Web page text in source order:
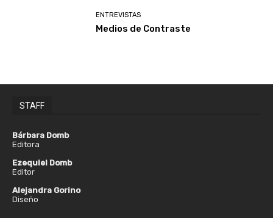
ENTREVISTAS
Medios de Contraste
STAFF
Bárbara Domb
Editora
Ezequiel Domb
Editor
Alejandra Gorino
Diseño